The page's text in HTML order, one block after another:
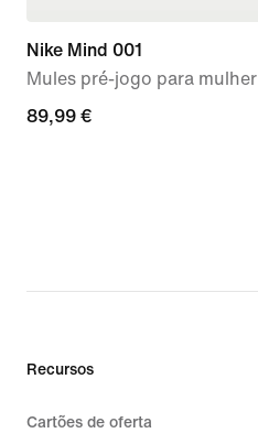
Nike Mind 001
Mules pré-jogo para mulher
89,99
89,99 €
Recursos
Cartões de oferta